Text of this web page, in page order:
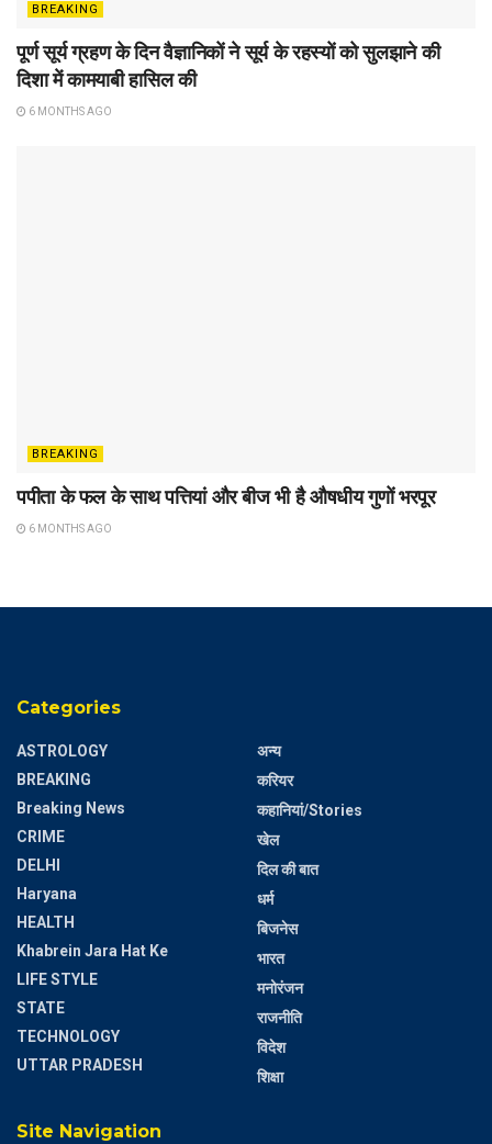
BREAKING
पूर्ण सूर्य ग्रहण के दिन वैज्ञानिकों ने सूर्य के रहस्यों को सुलझाने की
दिशा में कामयाबी हासिल की
6 MONTHS AGO
BREAKING
पपीता के फल के साथ पत्तियां और बीज भी है औषधीय गुणों भरपूर
6 MONTHS AGO
Categories
ASTROLOGY
BREAKING
Breaking News
CRIME
DELHI
Haryana
HEALTH
Khabrein Jara Hat Ke
LIFE STYLE
STATE
TECHNOLOGY
UTTAR PRADESH
अन्य
करियर
कहानियां/Stories
खेल
दिल की बात
धर्म
बिजनेस
भारत
मनोरंजन
राजनीति
विदेश
शिक्षा
Site Navigation